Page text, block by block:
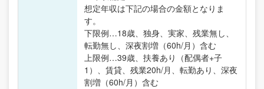
想定年収は下記の場合の金額となりま
す。
下限例…18歳、独身、実家、残業無し、
転勤無し、深夜割増（60h/月）含む
上限例…39歳、扶養あり（配偶者+子
1）、賃貸、残業20h/月、転勤あり、深夜
割増（60h/月）含む